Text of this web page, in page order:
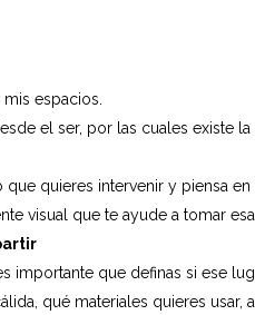
espacios.
el ser, por las cuales existe
que quieres intervenir y piensa
visual que te ayude a tomar
importante que definas si ese
qué materiales quieres